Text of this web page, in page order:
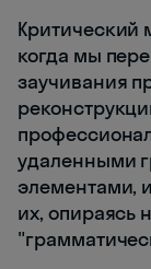
Критический
когда мы
заучивания
удаленными
элементами,
их, опираясь